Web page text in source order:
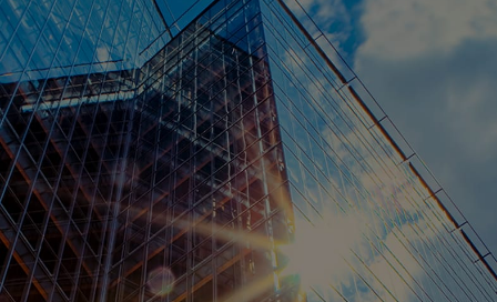
技術、人財、ノウハウの結集と、デジタル基盤
「Serendie®（セレンディ）」の活用により、お客様
の成長と、多様化する社会課題の解決に貢献する、